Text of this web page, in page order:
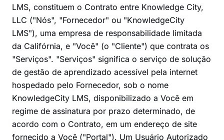
LMS, constituem o Contrato entre Knowledge City,
LLC ("Nós", "Fornecedor" ou "KnowledgeCity
LMS"), uma empresa de responsabilidade limitada
da Califórnia, e "Você" (o "Cliente") que contrata os
"Serviços". "Serviços" significa o serviço de solução
de gestão de aprendizado acessível pela internet
hospedado pelo Fornecedor, sob o nome
KnowledgeCity LMS, disponibilizado a Você em
regime de assinatura por prazo determinado, de
acordo com o Contrato, em um endereço de site
fornecido a Você ("Portal"). Um Usuário Autorizado